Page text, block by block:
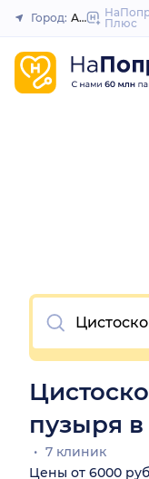
Город: Астрахань
Плюс
Очистить
пузыря
7 клиник
Цены от 6000